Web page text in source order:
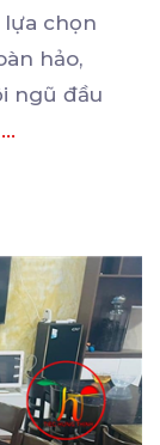
lựa chọn
hảo,
ngũ đầu
...